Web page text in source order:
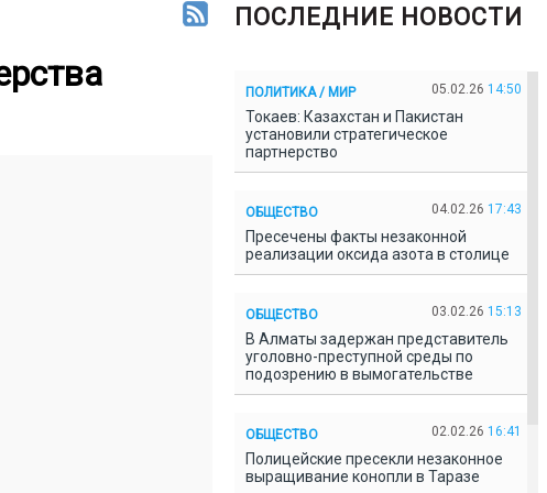
ПОСЛЕДНИЕ НОВОСТИ
ПОЛИТИКА / МИР 05.02.26 14:50
Токаев: Казахстан и Пакистан
установили стратегическое
партнерство
ОБЩЕСТВО 04.02.26 17:43
Пресечены факты незаконной
реализации оксида азота в столице
ОБЩЕСТВО 03.02.26 15:13
В Алматы задержан представитель
уголовно-преступной среды по
подозрению в вымогательстве
ОБЩЕСТВО 02.02.26 16:41
Полицейские пресекли незаконное
выращивание конопли в Таразе